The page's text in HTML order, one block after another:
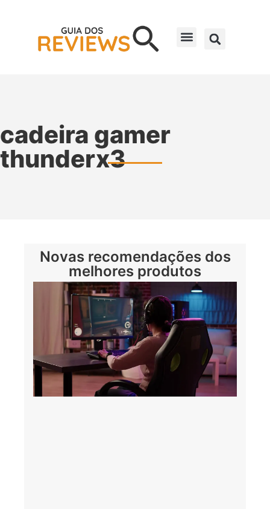
cadeira gamer
thunderx3
Novas recomendações dos
melhores produtos